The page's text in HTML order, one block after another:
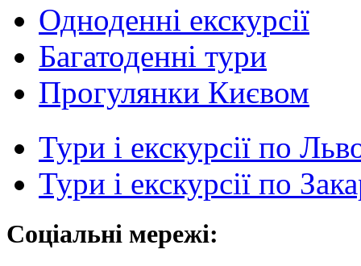
Одноденні екскурсії
Багатоденні тури
Прогулянки Києвом
Тури і екскурсії по
Тури і екскурсії по
Соціальні мережі: